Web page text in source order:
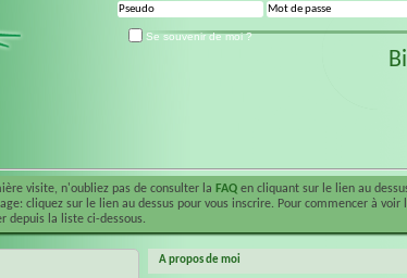
Se souvenir de moi ?
visite, n'oubliez pas de consulter la FAQ en cliquant sur le lien au
cliquez sur le lien au dessus pour vous inscrire. Pour commencer à
depuis la liste ci-dessous.
A propos de moi